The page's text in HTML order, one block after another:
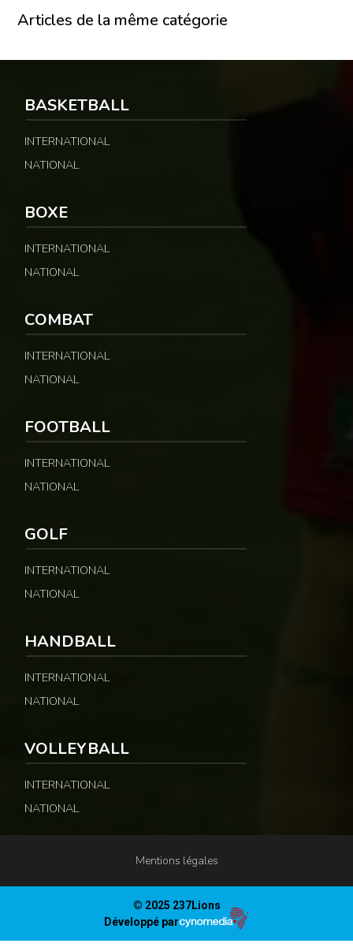
Articles de la même catégorie
BASKETBALL
INTERNATIONAL
NATIONAL
BOXE
INTERNATIONAL
NATIONAL
COMBAT
INTERNATIONAL
NATIONAL
FOOTBALL
INTERNATIONAL
NATIONAL
GOLF
INTERNATIONAL
NATIONAL
HANDBALL
INTERNATIONAL
NATIONAL
VOLLEYBALL
INTERNATIONAL
NATIONAL
Mentions légales
© 2025 237Lions
Développé par